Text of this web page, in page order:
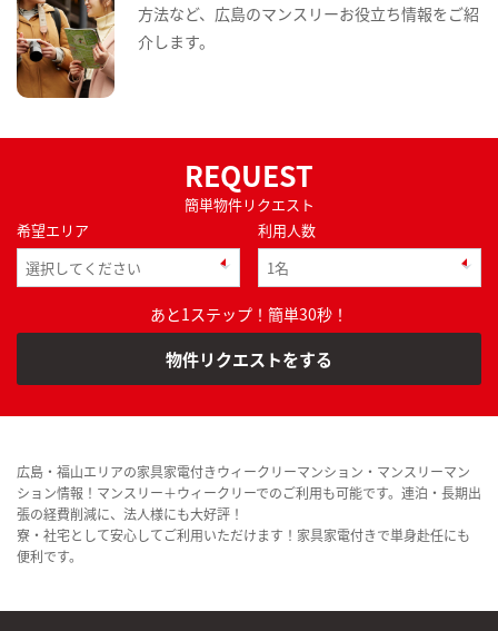
方法など、広島のマンスリーお役立ち情報をご紹
介します。
REQUEST
簡単物件リクエスト
希望エリア
利用人数
あと1ステップ！簡単30秒！
物件リクエストをする
広島・福山エリアの家具家電付きウィークリーマンション・マンスリーマン
ション情報！マンスリー＋ウィークリーでのご利用も可能です。連泊・長期出
張の経費削減に、法人様にも大好評！
寮・社宅として安心してご利用いただけます！家具家電付きで単身赴任にも
便利です。